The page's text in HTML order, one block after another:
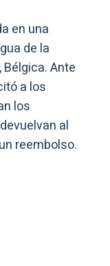
en una
de la
, Bélgica. Ante
a los
los
al
reembolso.